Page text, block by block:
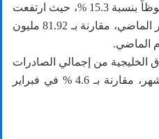
التعاون الخليجي نمواً إيجابياً ملحوظاً بنسبة 15.3 %، حيث ارتفعت
إلى 94.45 مليون دينار في فبراير الماضي، مقارنة بـ 81.92 مليون
الماضي.
الخليجية من إجمالي الصادرات
الكويتية لتشكل 5.7 % خلال الشهر، مقارنة بـ 4.6 % في فبراير